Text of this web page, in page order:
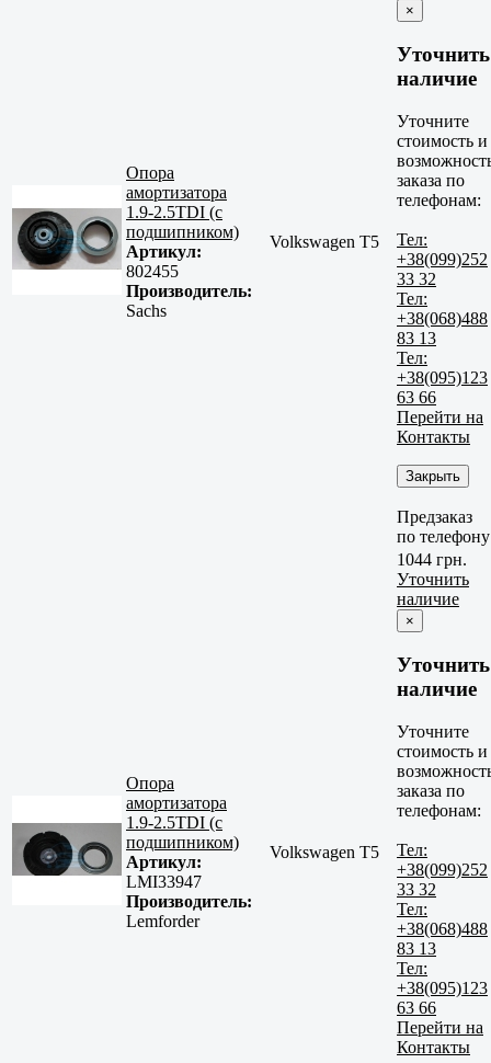
Опора
амортизатора
1.9-2.5TDI (с
подшипником)
Артикул:
802455
Производитель:
Sachs
Volkswagen T5
×
Уточнить
наличие
Уточните
стоимость и
заказа по
телефонам:
Тел:
+38(099)252
33 32
Тел:
+38(068)488
83 13
Тел:
+38(095)123
63 66
Перейти на
Контакты
Закрыть
Предзаказ
по телефону
Опора
амортизатора
1.9-2.5TDI (с
подшипником)
Артикул:
LMI33947
Производитель:
Lemforder
Volkswagen T5
1044 грн.
Уточнить
наличие
×
Уточнить
наличие
Уточните
стоимость и
заказа по
телефонам:
Тел:
+38(099)252
33 32
Тел:
+38(068)488
83 13
Тел:
+38(095)123
63 66
Перейти на
Контакты